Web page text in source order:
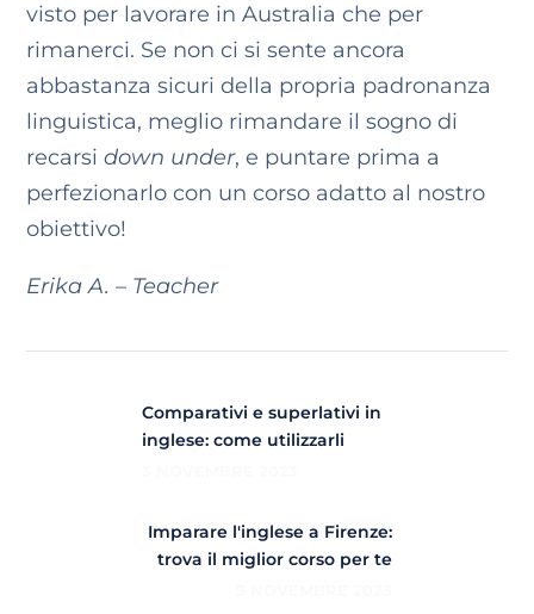
visto per lavorare in Australia che per
rimanerci. Se non ci si sente ancora
abbastanza sicuri della propria padronanza
linguistica, meglio rimandare il sogno di
recarsidown under, e puntare prima a
perfezionarlo con un corso adatto al nostro
obiettivo!
Erika A. – Teacher
Comparativi e superlativi in
inglese: come utilizzarli
Imparare l'inglese a Firenze:
trova il miglior corso per te